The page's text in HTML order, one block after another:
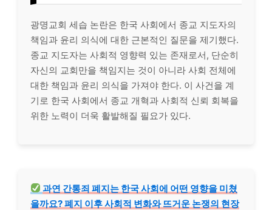
광명교회 세습 논란은 한국 사회에서 종교 지도자의
책임과 윤리 의식에 대한 근본적인 질문을 제기했다.
종교 지도자는 사회적 영향력 있는 존재로서, 단순히
자신의 교회만을 책임지는 것이 아니라 사회 전체에
대한 책임과 윤리 의식을 가져야 한다. 이 사건을 계
기로 한국 사회에서 종교 개혁과 사회적 신뢰 회복을
위한 노력이 더욱 활발해질 필요가 있다.
과연 간통죄 폐지는 한국 사회에 어떤 영향을 미쳤
을까요? 폐지 이후 사회적 변화와 뜨거운 논쟁의 현장